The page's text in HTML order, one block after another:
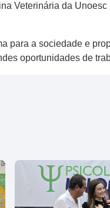
Veterinária da
para a sociedade e
oportunidades de